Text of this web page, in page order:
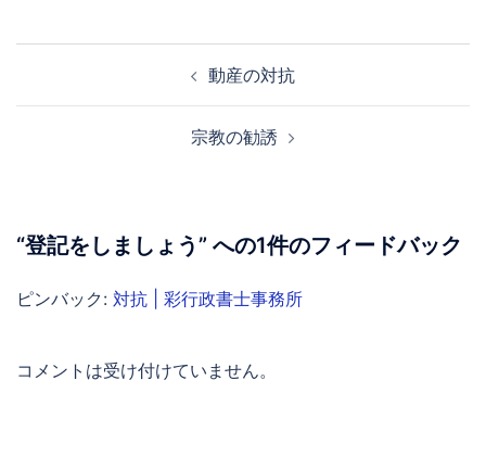
ナ
シ
ン
動産の対抗
宗教の勧誘
“登記をしましょう” への1件のフィードバック
ピンバック: 対抗 | 彩行政書士事務所
コメントは受け付けていません。